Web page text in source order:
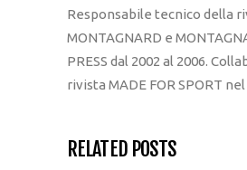
Responsabile tecnico della
MONTAGNARD e
PRESS dal 2002 al 2006.
rivista MADE FOR SPORT nel
RELATED POSTS